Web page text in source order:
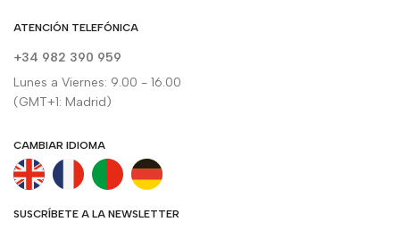
ATENCIÓN TELEFÓNICA
+34 982 390 959
Lunes a Viernes: 9.00 - 16.00
(GMT+1: Madrid)
CAMBIAR IDIOMA
SUSCRÍBETE A LA NEWSLETTER